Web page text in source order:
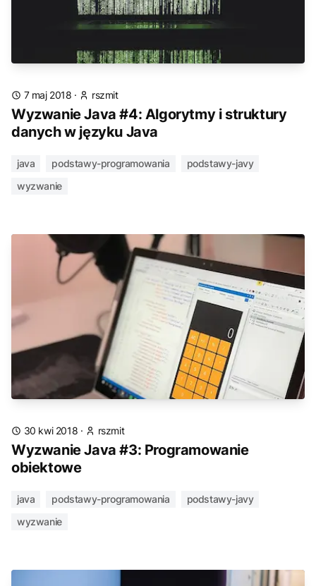
7 maj 2018 · rszmit
Wyzwanie Java #4: Algorytmy i struktury
danych w języku Java
java podstawy-programowania
podstawy-javy
wyzwanie
30 kwi 2018 · rszmit
Wyzwanie Java #3: Programowanie
obiektowe
java podstawy-programowania
podstawy-javy
wyzwanie